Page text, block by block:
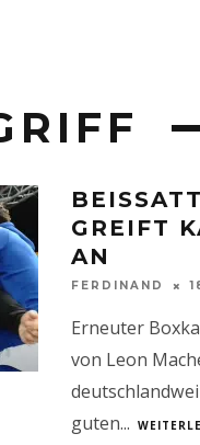
REIFT
N
FERDINAND
Erneuter
von Leon
guten...